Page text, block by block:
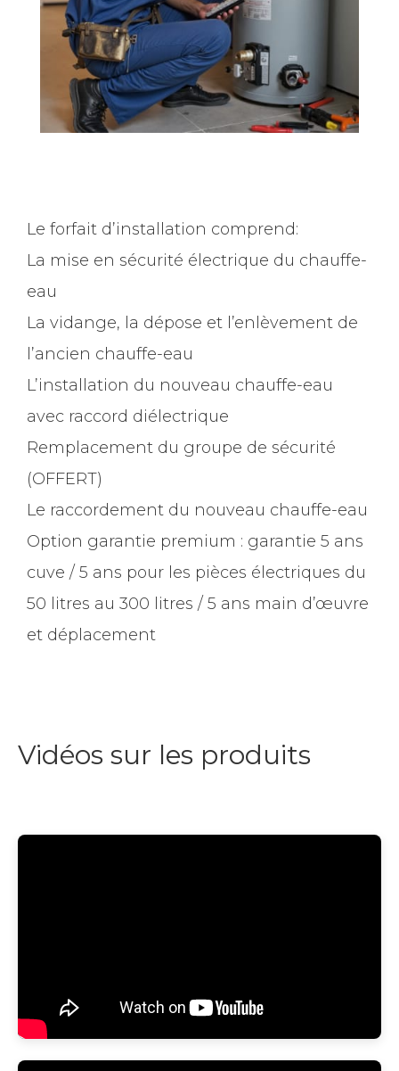
Le forfait d’installation comprend:
La mise en sécurité électrique du chauffe-
eau
La vidange, la dépose et l’enlèvement de
l’ancien chauffe-eau
L’installation du nouveau chauffe-eau
avec raccord diélectrique
Remplacement du groupe de sécurité
(OFFERT)
Le raccordement du nouveau chauffe-eau
Option garantie premium : garantie 5 ans
cuve / 5 ans pour les pièces électriques du
50 litres au 300 litres / 5 ans main d’œuvre
et déplacement
Vidéos sur les produits